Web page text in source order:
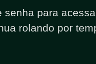
senha para
rolando por